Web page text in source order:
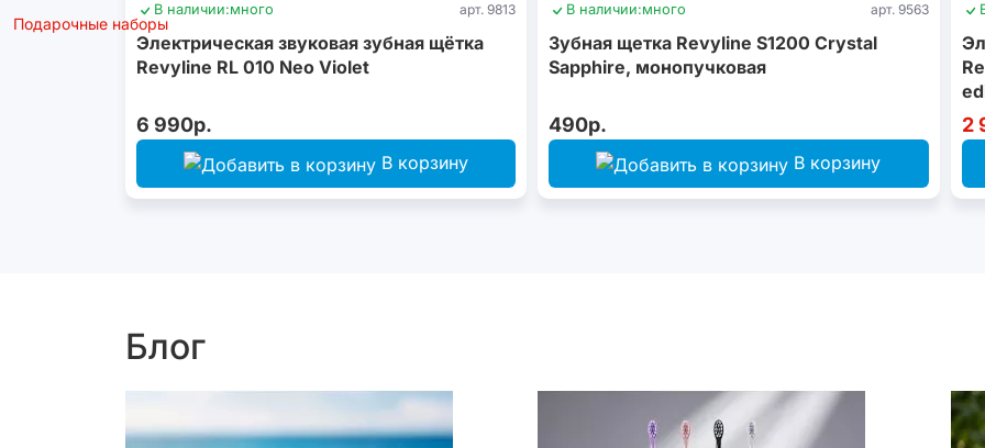
Подарочные наборы
В наличии:много арт. 9813
Электрическая звуковая зубная щётка
Revyline RL 010 Neo Violet
6 990р.
В корзину
В наличии:много арт. 9563
Зубная щетка Revyline S1200 Crystal
Sapphire, монопучковая
490р.
В корзину
2
Блог